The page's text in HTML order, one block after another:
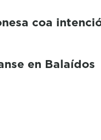
coa
en Balaídos